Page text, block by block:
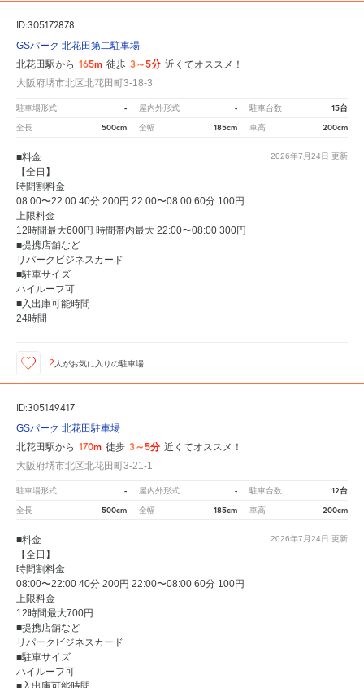
ID:305172878
GSパーク 北花田第二駐車場
北花田駅から 165m 徒歩 3～5分 近くてオススメ！
大阪府堺市北区北花田町3-18-3
駐車場形式 - 屋内外形式 - 駐車台数 15台
全長 500cm 全幅 185cm 車高 200cm
2026年7月24日 更新
■料金
【全日】
時間割料金
08:00〜22:00 40分 200円 22:00〜08:00 60分 100円
上限料金
12時間最大600円 時間帯内最大 22:00〜08:00 300円
■提携店舗など
リパークビジネスカード
■駐車サイズ
ハイルーフ可
■入出庫可能時間
24時間
2 人がお気に入りの駐車場
ID:305149417
GSパーク 北花田駐車場
北花田駅から 170m 徒歩 3～5分 近くてオススメ！
大阪府堺市北区北花田町3-21-1
駐車場形式 - 屋内外形式 - 駐車台数 12台
全長 500cm 全幅 185cm 車高 200cm
2026年7月24日 更新
■料金
【全日】
時間割料金
08:00〜22:00 40分 200円 22:00〜08:00 60分 100円
上限料金
12時間最大700円
■提携店舗など
リパークビジネスカード
■駐車サイズ
ハイルーフ可